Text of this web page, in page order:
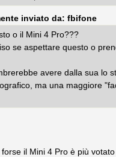
inviato da: fbifone
o il Mini 4 Pro???
se aspettare questo o
avere dalla sua lo
ma una maggiore
il Mini 4 Pro è più